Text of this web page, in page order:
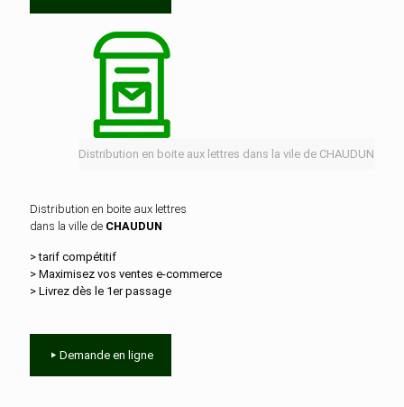
Distribution en boite aux lettres dans la vile de CHAUDUN
Distribution en boite aux lettres
dans la ville de CHAUDUN
> tarif compétitif
> Maximisez vos ventes e‑commerce
> Livrez dès le 1er passage
Demande en ligne